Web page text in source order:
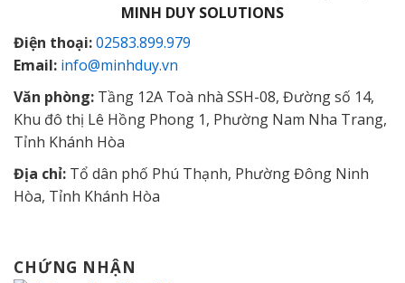
MINH DUY SOLUTIONS
Điện thoại:02583.899.979
Email: info@minhduy.vn
Văn phòng: Tầng 12A Toà nhà SSH-08, Đường số 14,
Khu đô thị Lê Hồng Phong 1, Phường Nam Nha Trang,
Tỉnh Khánh Hòa
Địa chỉ: Tổ dân phố Phú Thạnh, Phường Đông Ninh
Hòa, Tỉnh Khánh Hòa
CHỨNG NHẬN